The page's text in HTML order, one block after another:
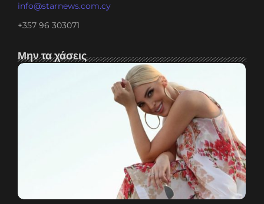
info@starnews.com.cy
+357 96 303071
Μην τα χάσεις